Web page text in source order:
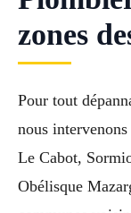
zones
Pour tout
nous
Le Cabot,
Obélisque